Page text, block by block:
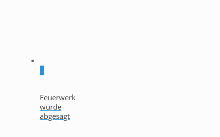
Feuerwerk
wurde
abgesagt